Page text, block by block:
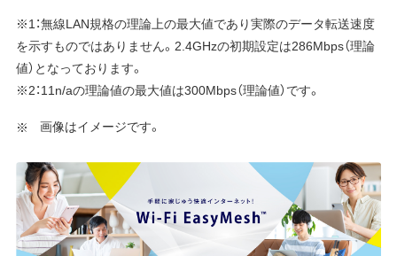
※1：無線LAN規格の理論上の最大値であり実際のデータ転送速度
を示すものではありません。2.4GHzの初期設定は286Mbps（理論
値）となっております。
※2：11n/aの理論値の最大値は300Mbps（理論値）です。
画像はイメージです。